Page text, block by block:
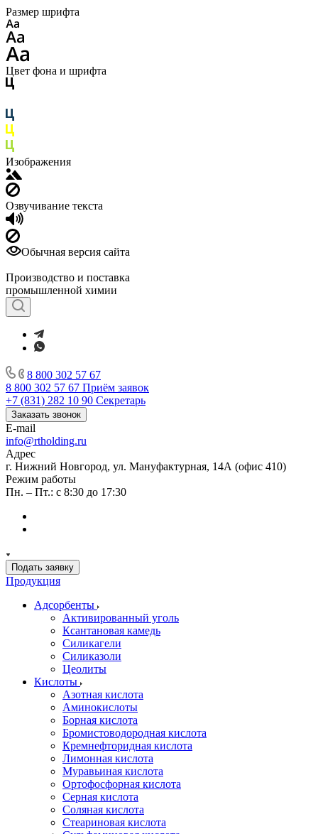
Размер шрифта
Цвет фона и шрифта
Изображения
Озвучивание текста
Обычная версия сайта
Производство и поставка
промышленной химии
8 800 302 57 67
8 800 302 57 67 Приём заявок
+7 (831) 282 10 90 Секретарь
Заказать звонок
E-mail
info@rtholding.ru
Адрес
г. Нижний Новгород, ул. Мануфактурная, 14А (офис 410)
Режим работы
Пн. – Пт.: с 8:30 до 17:30
Подать заявку
Продукция
Адсорбенты
Активированный уголь
Ксантановая камедь
Силикагели
Силиказоли
Цеолиты
Кислоты
Азотная кислота
Аминокислоты
Борная кислота
Бромистоводородная кислота
Кремнефторидная кислота
Лимонная кислота
Муравьиная кислота
Ортофосфорная кислота
Серная кислота
Соляная кислота
Стеариновая кислота